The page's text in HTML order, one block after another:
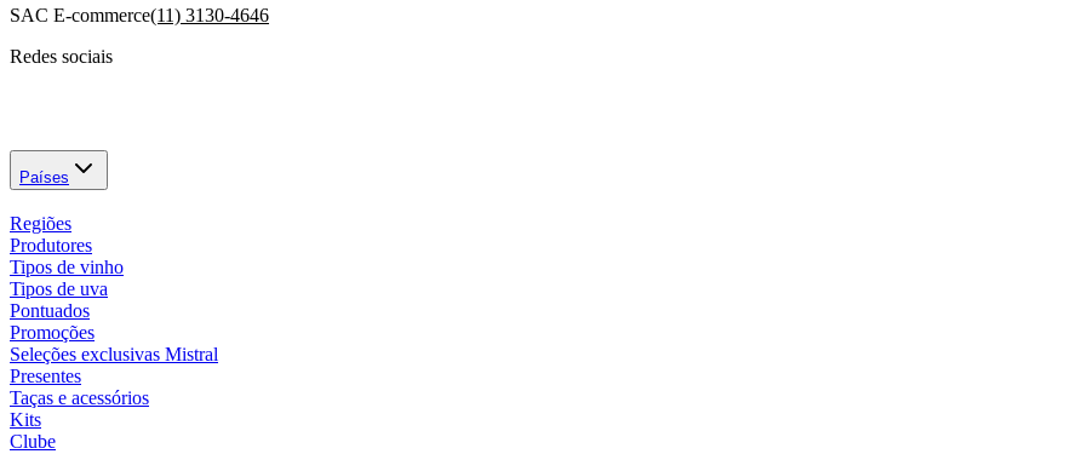
SAC E-commerce(11) 3130-4646
Redes sociais
Países
Regiões
Produtores
Tipos de vinho
Tipos de uva
Pontuados
Promoções
Seleções exclusivas Mistral
Presentes
Taças e acessórios
Kits
Clube